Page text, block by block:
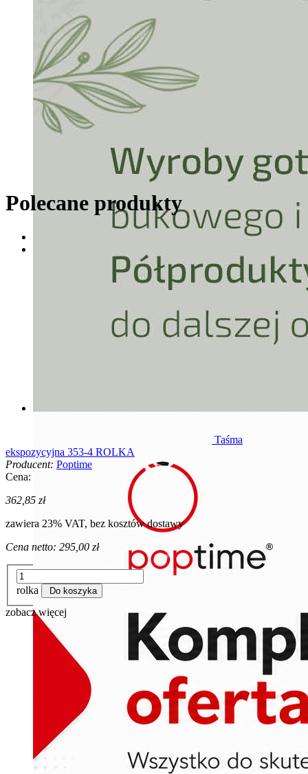
Polecane produkty
Taśma
ekspozycyjna 353-4 ROLKA
Producent: Poptime
Cena:
362,85 zł
zawiera 23% VAT, bez kosztów dostawy
Cena netto: 295,00 zł
rolka Do koszyka
zobacz więcej